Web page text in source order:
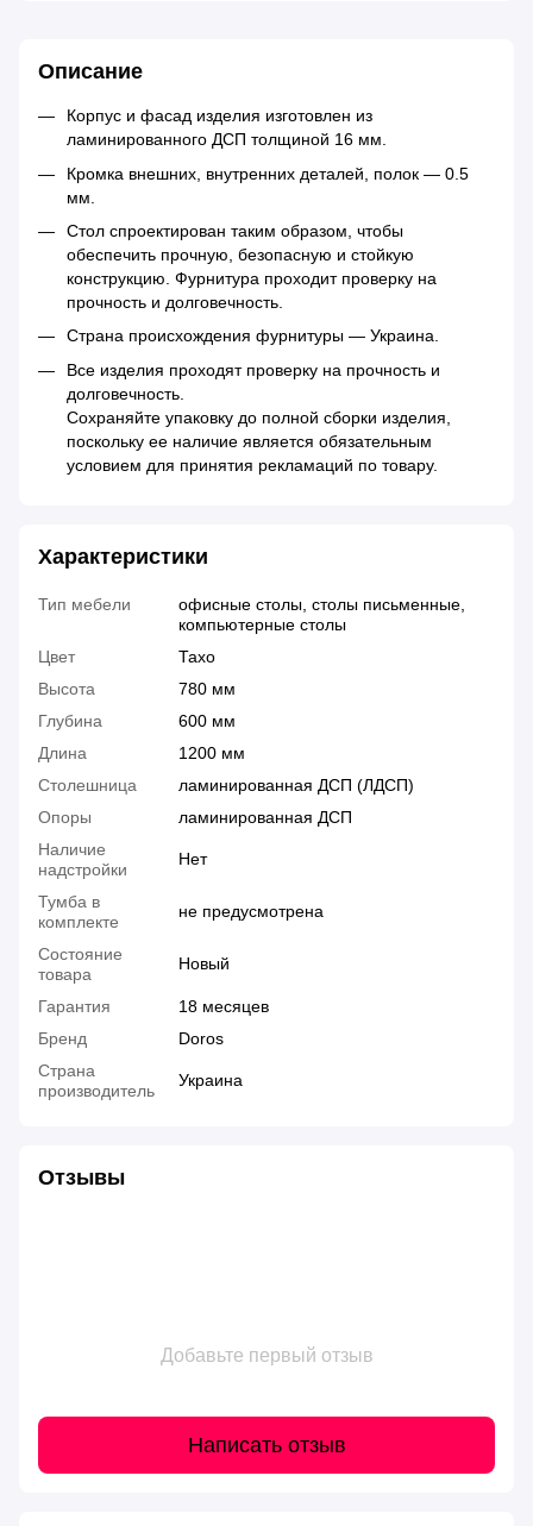
Описание
Корпус и фасад изделия изготовлен из
ламинированного ДСП толщиной 16 мм.
Кромка внешних, внутренних деталей, полок — 0.5
мм.
Стол спроектирован таким образом, чтобы
обеспечить прочную, безопасную и стойкую
конструкцию. Фурнитура проходит проверку на
прочность и долговечность.
Страна происхождения фурнитуры — Украина.
Все изделия проходят проверку на прочность и
долговечность.
Сохраняйте упаковку до полной сборки изделия,
поскольку ее наличие является обязательным
условием для принятия рекламаций по товару.
Характеристики
Тип мебели
офисные столы, столы письменные,
компьютерные столы
Цвет
Тахо
Высота
780 мм
Глубина
600 мм
Длина
1200 мм
Столешница
ламинированная ДСП (ЛДСП)
Опоры
ламинированная ДСП
Наличие
надстройки
Нет
Тумба в
комплекте
не предусмотрена
Состояние
товара
Новый
Гарантия
18 месяцев
Бренд
Doros
Страна
производитель
Украина
Отзывы
Добавьте первый отзыв
Написать отзыв